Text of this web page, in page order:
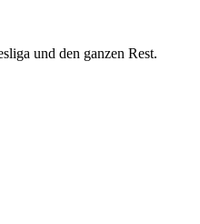
und den ganzen Rest.